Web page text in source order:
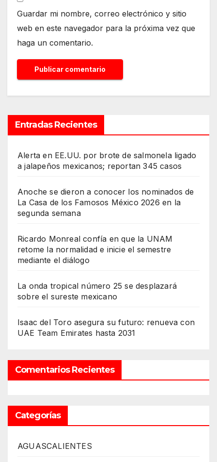
Guardar mi nombre, correo electrónico y sitio
web en este navegador para la próxima vez que
haga un comentario.
Entradas Recientes
Alerta en EE.UU. por brote de salmonela ligado
a jalapeños mexicanos; reportan 345 casos
Anoche se dieron a conocer los nominados de
La Casa de los Famosos México 2026 en la
segunda semana
Ricardo Monreal confía en que la UNAM
retome la normalidad e inicie el semestre
mediante el diálogo
La onda tropical número 25 se desplazará
sobre el sureste mexicano
Isaac del Toro asegura su futuro: renueva con
UAE Team Emirates hasta 2031
Comentarios Recientes
Categorías
AGUASCALIENTES